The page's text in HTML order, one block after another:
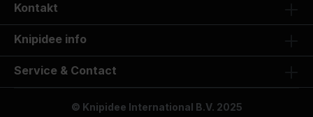
Kontakt
Knipidee info
Service & Contact
© Knipidee International B.V. 2025